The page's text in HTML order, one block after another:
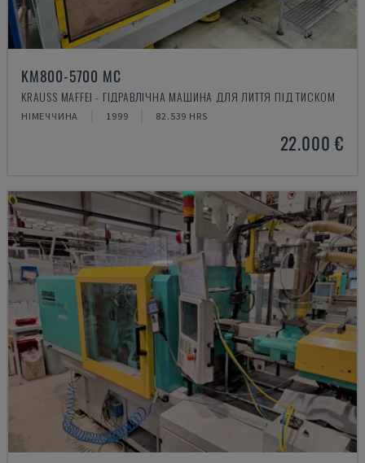
KM800-5700 MC
KRAUSS MAFFEI - ГІДРАВЛІЧНА МАШИНА ДЛЯ ЛИТТЯ ПІД ТИСКОМ
НІМЕЧЧИНА 1999 82.539 HRS
22.000 €